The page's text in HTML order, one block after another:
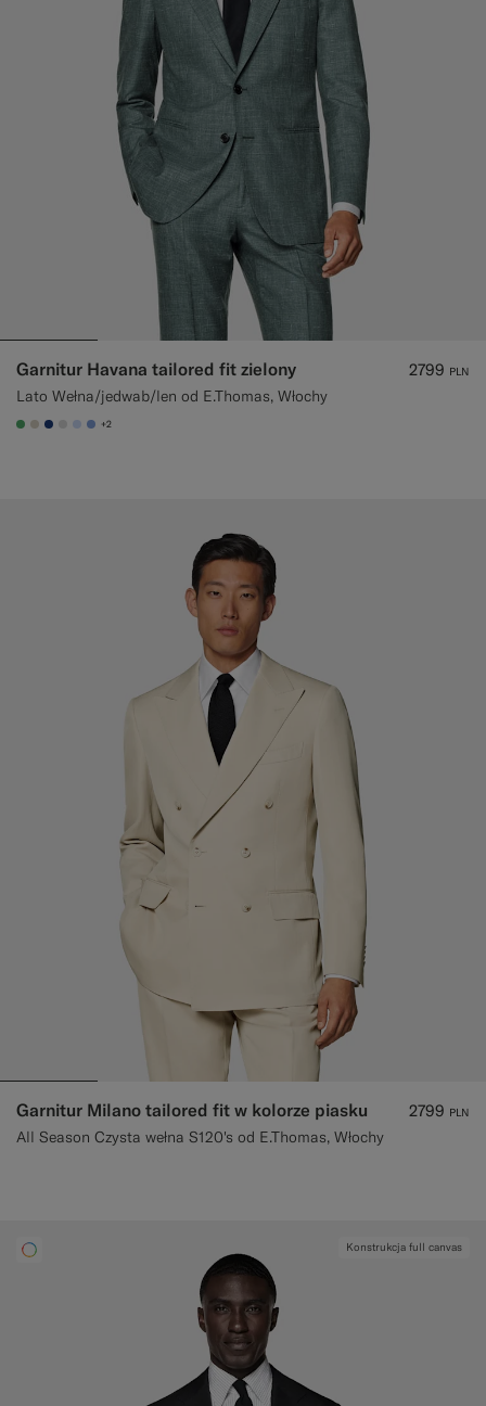
Garnitur Havana tailored fit zielony
Lato Wełna/jedwab/len od E.Thomas, Włochy
2799 PLN
#50AA6A
#D7D1C3
#1C3D7A
#D9DADA
#CCDCF9
#82A1DC
+2
Garnitur Milano tailored fit w kolorze piasku
All Season Czysta wełna S120's od E.Thomas, Włochy
2799 PLN
Konstrukcja full canvas